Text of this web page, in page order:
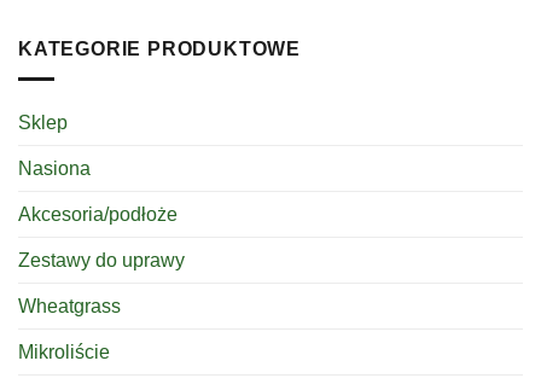
KATEGORIE PRODUKTOWE
Sklep
Nasiona
Akcesoria/podłoże
Zestawy do uprawy
Wheatgrass
Mikroliście